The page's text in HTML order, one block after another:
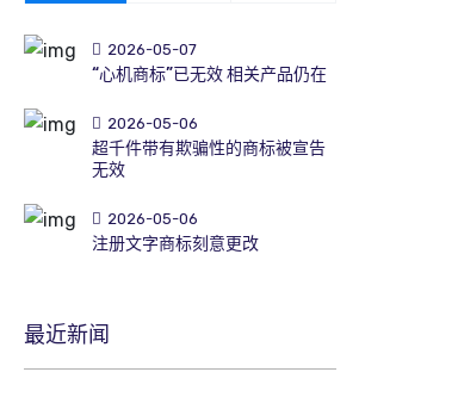
2026-05-07
“心机商标”已无效 相关产品仍在
2026-05-06
超千件带有欺骗性的商标被宣告
无效
2026-05-06
注册文字商标刻意更改
最近新闻